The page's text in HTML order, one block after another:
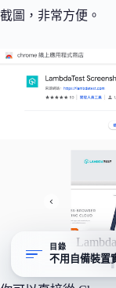
截圖，非常方便。
目錄
不用自備裝置